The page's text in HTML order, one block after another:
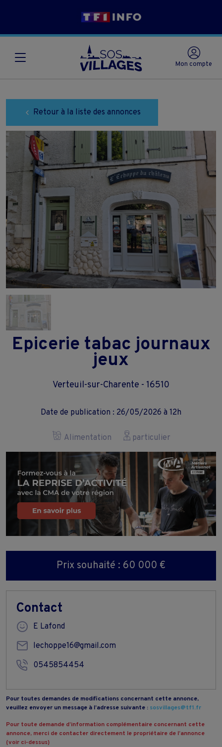
Mon compte
Retour à la liste des annonces
Epicerie tabac journaux
jeux
Verteuil-sur-Charente - 16510
Date de publication : 26/05/2026 à 12h
Alimentation particulier
Prix souhaité : 60 000 €
Contact
E Lafond
lechoppe16@gmail.com
0545854454
Pour toutes demandes de modifications concernant cette annonce,
veuillez envoyer un message à l’adresse suivante : sosvillages@tf1.fr
Pour toute demande d’information complémentaire concernant cette
annonce, merci de contacter directement le propriétaire de l’annonce
(voir ci-dessus)